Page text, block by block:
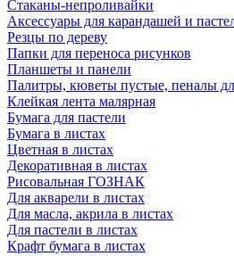
Стаканы-непроливайки
Аксессуары для карандашей и
Резцы по дереву
Папки для переноса рисунков
Планшеты и панели
Палитры, кюветы пустые, пеналы
Клейкая лента малярная
Бумага для пастели
Бумага в листах
Цветная в листах
Декоративная в листах
Рисовальная ГОЗНАК
Для акварели в листах
Для масла, акрила в листах
Для пастели в листах
Крафт бумага в листах